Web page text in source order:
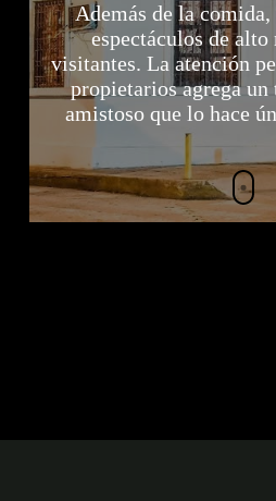
Además de la comida,
espectáculos de alto
visitantes. La atención
propietarios agrega
amistoso que lo hace